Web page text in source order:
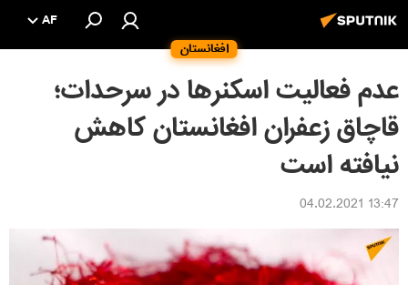
افغانستان
AF
عدم فعالیت اسکنرها در سرحدات؛
قاچاق زعفران افغانستان کاهش
نیافته است
13:47 04.02.2021